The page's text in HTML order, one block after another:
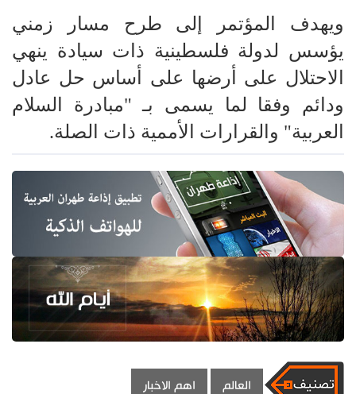
ويهدف المؤتمر إلى طرح مسار زمني
يؤسس لدولة فلسطينية ذات سيادة ينهي
الاحتلال على أرضها على أساس حل عادل
ودائم وفقا لما يسمى بـ "مبادرة السلام
العربية" والقرارات الأممية ذات الصلة.
العالم اهم الاخبار